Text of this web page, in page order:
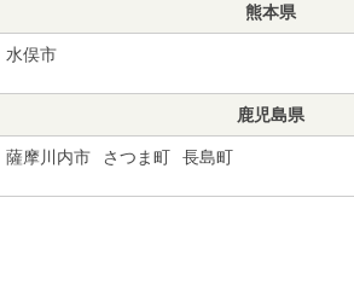
熊本県
水俣市
鹿児島県
薩摩川内市 さつま町 長島町